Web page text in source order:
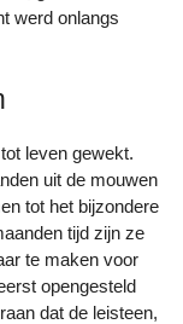
werd onlangs
leven gewekt.
uit de mouwen
tot het bijzondere
tijd zijn ze
te maken voor
opengesteld
dat de leisteen,